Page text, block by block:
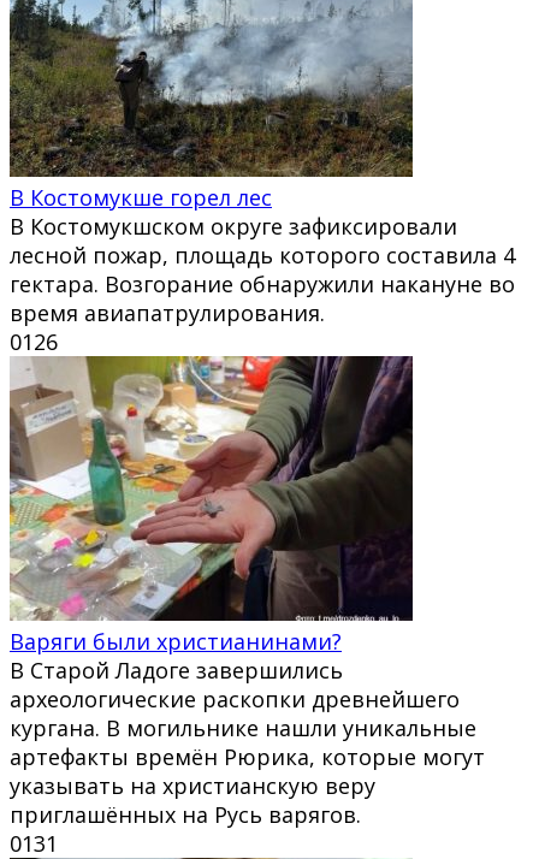
В Костомукше горел лес
В Костомукшском округе зафиксировали
лесной пожар, площадь которого составила 4
гектара. Возгорание обнаружили накануне во
время авиапатрулирования.
0126
Варяги были христианинами?
В Старой Ладоге завершились
археологические раскопки древнейшего
кургана. В могильнике нашли уникальные
артефакты времён Рюрика, которые могут
указывать на христианскую веру
приглашённых на Русь варягов.
0131